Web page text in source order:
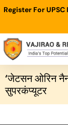
Register For UPSC
‘जेटसन ओरिन
सुपरकंप्यूटर